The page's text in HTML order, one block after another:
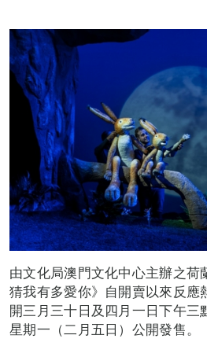
由文化局澳門文化中心主辦之荷
猜我有多愛你》自開賣以來反應
開三月三十日及四月一日下午三
星期一（二月五日）公開發售。